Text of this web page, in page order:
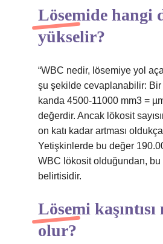
Lösemide hangi
yükselir?
“WBC nedir, lösemiye yol
şu şekilde cevaplanabilir: Bir
kanda 4500-11000 mm3 =
değerdir. Ancak lökosit
on katı kadar artması
Yetişkinlerde bu değer
WBC lökosit olduğundan, bu
belirtisidir.
Lösemi kaşıntısı
olur?